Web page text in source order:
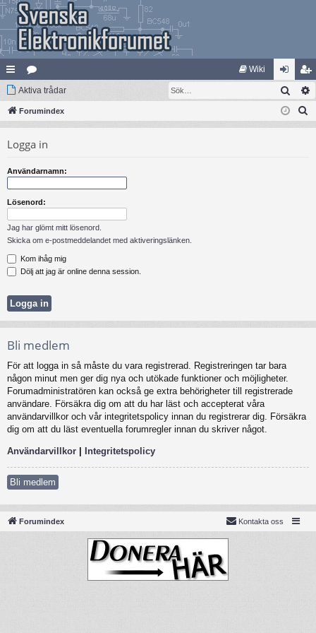
na
bb
ar
at
eg
er
Wiki
og
ga
li
m
Aktiva trådar Sök
Forumindex
Logga in
Användarnamn:
Lösenord:
Jag har glömt mitt lösenord.
Skicka om e-postmeddelandet med aktiveringslänken.
Kom ihåg mig
Dölj att jag är online denna session.
Bli medlem
För att logga in så måste du vara registrerad. Registreringen tar bara
någon minut men ger dig nya och utökade funktioner och möjligheter.
Forumadministratören kan också ge extra behörigheter till registrerade
användare. Försäkra dig om att du har läst och accepterat våra
användarvillkor och vår integritetspolicy innan du registrerar dig. Försäkra
dig om att du läst eventuella forumregler innan du skriver något.
Användarvillkor | Integritetspolicy
Bli medlem
Forumindex Kontakta oss